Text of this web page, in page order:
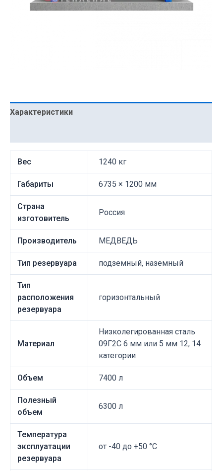
Характеристики
Вес 1240 кг
Габариты 6735 × 1200 мм
Страна
изготовитель
Россия
Производитель МЕДВЕДЬ
Тип резервуара подземный, наземный
Тип
расположения
резервуара
горизонтальный
Материал
Низколегированная сталь
09Г2С 6 мм или 5 мм 12, 14
категории
Объем 7400 л
Полезный
объем
6300 л
Температура
эксплуатации
резервуара
от -40 до +50 °C